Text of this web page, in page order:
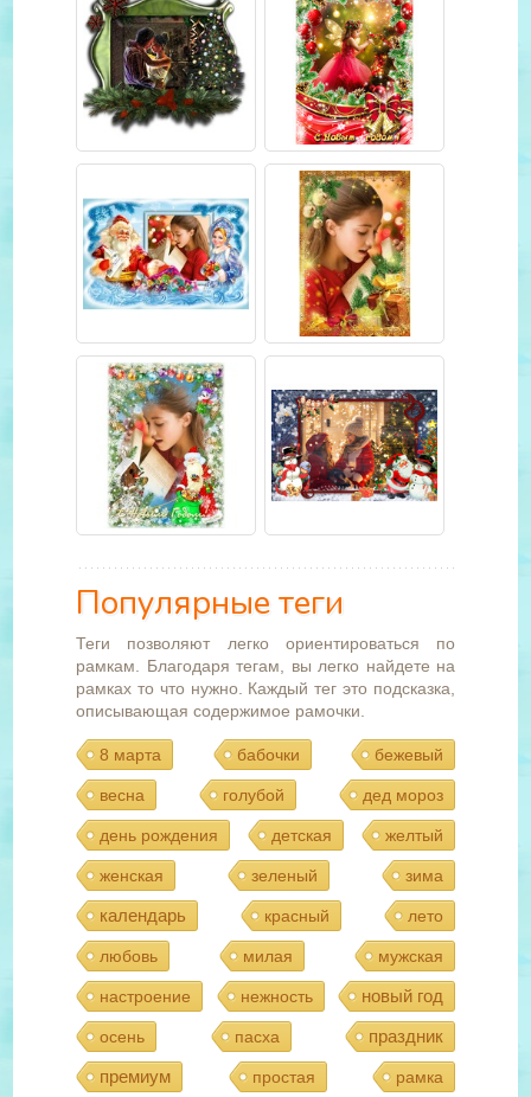
Популярные теги
Теги позволяют легко ориентироваться по
рамкам. Благодаря тегам, вы легко найдете на
рамках то что нужно. Каждый тег это подсказка,
описывающая содержимое рамочки.
8 марта бабочки бежевый
весна голубой дед мороз
день рождения детская желтый
женская зеленый зима
календарь красный лето
любовь милая мужская
настроение нежность новый год
осень пасха
праздник
премиум
простая рамка